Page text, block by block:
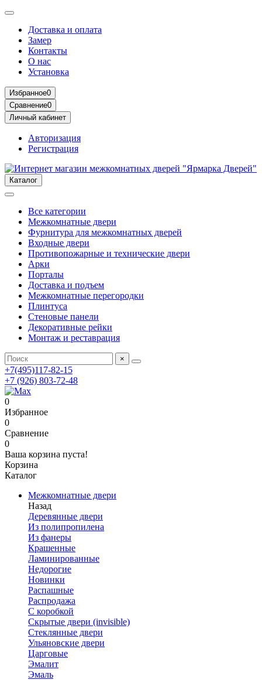
Доставка и оплата
Замер
Контакты
О нас
Установка
Избранное0
Сравнение0
Личный кабинет
Авторизация
Регистрация
Каталог
Все категории
Межкомнатные двери
Фурнитура для межкомнатных дверей
Входные двери
Противопожарные и технические двери
Арки
Порталы
Доставка и подъем
Межкомнатные перегородки
Плинтуса
Стеновые панели
Декоративные рейки
Монтаж и реставрация
×
+7(495)117-82-15
+7 (926) 803-72-48
0
Избранное
0
Сравнение
0
Ваша корзина пуста!
Корзина
Каталог
Межкомнатные двери
Назад
Деревянные двери
Из полипропилена
Из фанеры
Крашенные
Ламинированные
Недорогие
Новинки
Распашные
Распродажа
С коробкой
Скрытые двери (invisible)
Стеклянные двери
Ульяновские двери
Царговые
Эмалит
Эмаль